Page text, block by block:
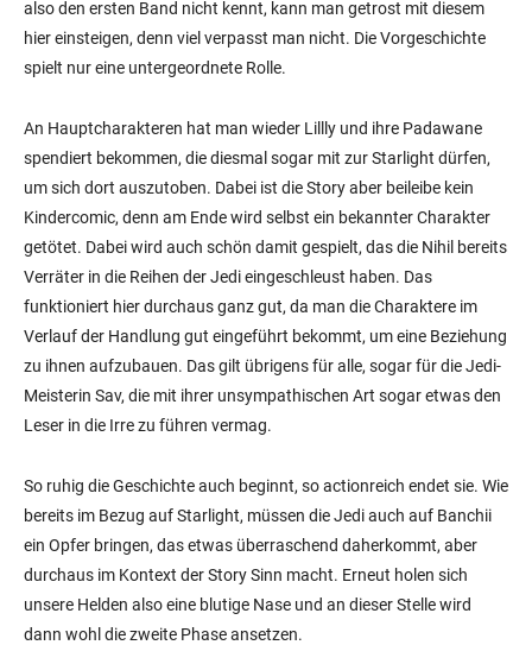
also den ersten Band nicht kennt, kann man getrost mit diesem
hier einsteigen, denn viel verpasst man nicht. Die Vorgeschichte
spielt nur eine untergeordnete Rolle.
An Hauptcharakteren hat man wieder Lillly und ihre Padawane
spendiert bekommen, die diesmal sogar mit zur Starlight dürfen,
um sich dort auszutoben. Dabei ist die Story aber beileibe kein
Kindercomic, denn am Ende wird selbst ein bekannter Charakter
getötet. Dabei wird auch schön damit gespielt, das die Nihil bereits
Verräter in die Reihen der Jedi eingeschleust haben. Das
funktioniert hier durchaus ganz gut, da man die Charaktere im
Verlauf der Handlung gut eingeführt bekommt, um eine Beziehung
zu ihnen aufzubauen. Das gilt übrigens für alle, sogar für die Jedi-
Meisterin Sav, die mit ihrer unsympathischen Art sogar etwas den
Leser in die Irre zu führen vermag.
So ruhig die Geschichte auch beginnt, so actionreich endet sie. Wie
bereits im Bezug auf Starlight, müssen die Jedi auch auf Banchii
ein Opfer bringen, das etwas überraschend daherkommt, aber
durchaus im Kontext der Story Sinn macht. Erneut holen sich
unsere Helden also eine blutige Nase und an dieser Stelle wird
dann wohl die zweite Phase ansetzen.